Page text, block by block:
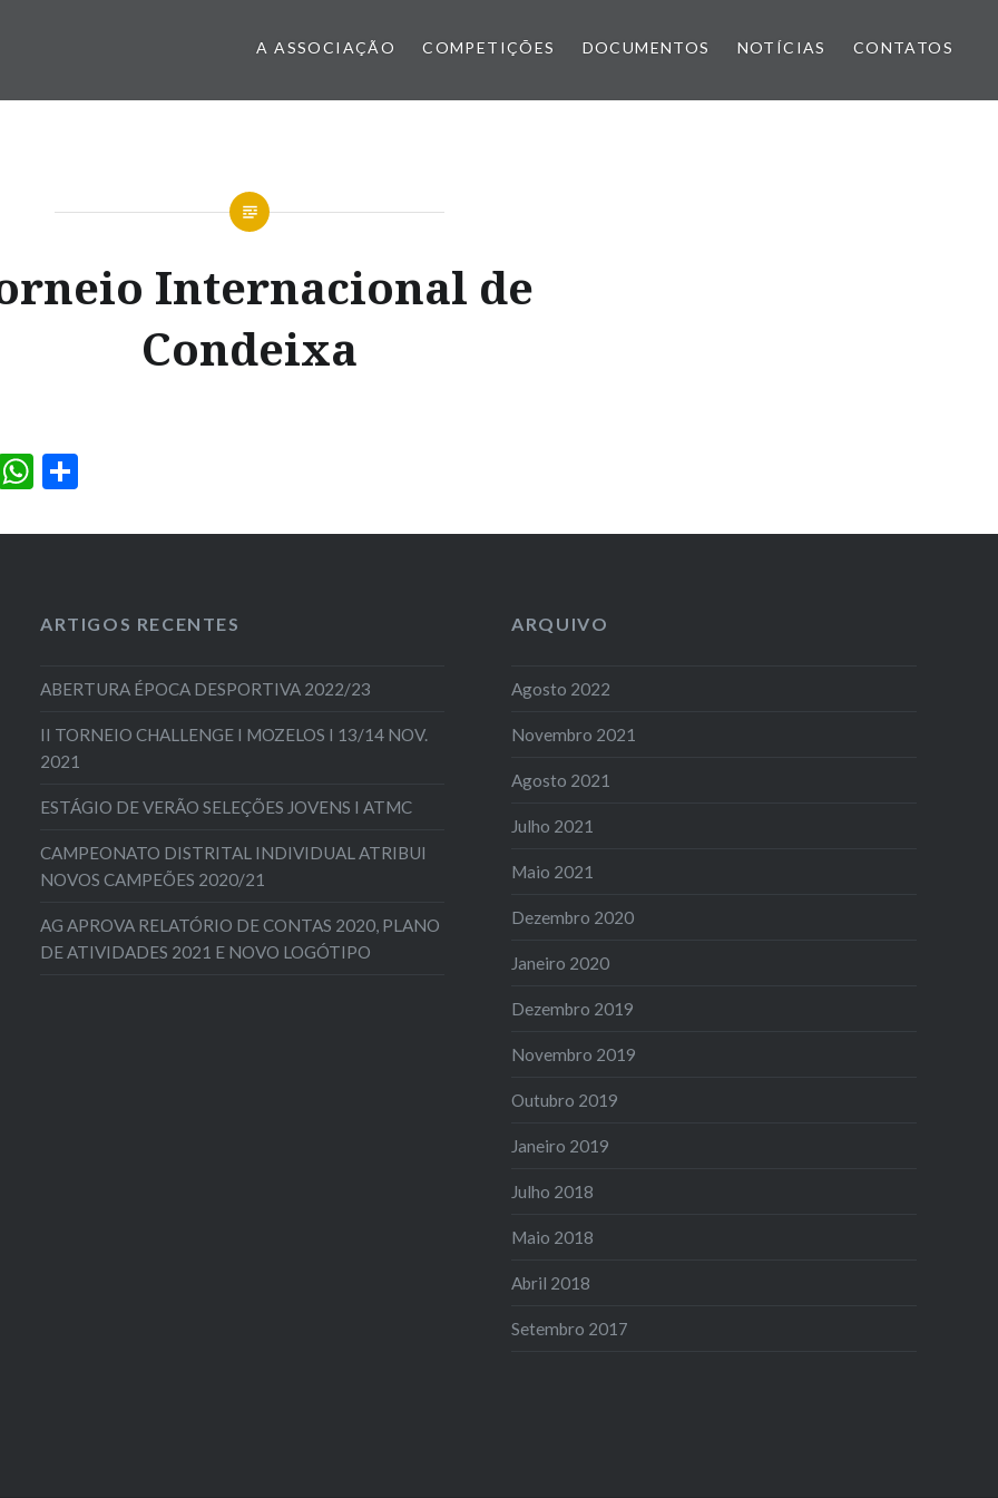
A ASSOCIAÇÃO COMPETIÇÕES DOCUMENTOS NOTÍCIAS CONTATOS
Internacional de
Condeixa
WhatsApp
ARTIGOS RECENTES
ABERTURA ÉPOCA DESPORTIVA 2022/23
II TORNEIO CHALLENGE I MOZELOS I 13/14 NOV.
2021
ESTÁGIO DE VERÃO SELEÇÕES JOVENS I ATMC
CAMPEONATO DISTRITAL INDIVIDUAL ATRIBUI
NOVOS CAMPEÕES 2020/21
AG APROVA RELATÓRIO DE CONTAS 2020, PLANO
DE ATIVIDADES 2021 E NOVO LOGÓTIPO
ARQUIVO
Agosto 2022
Novembro 2021
Agosto 2021
Julho 2021
Maio 2021
Dezembro 2020
Janeiro 2020
Dezembro 2019
Novembro 2019
Outubro 2019
Janeiro 2019
Julho 2018
Maio 2018
Abril 2018
Setembro 2017